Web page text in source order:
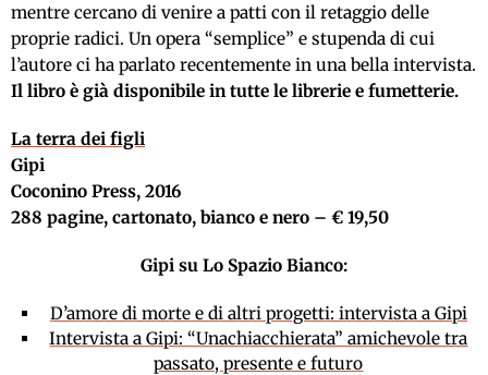
mentre cercano di venire a patti con il retaggio delle
proprie radici. Un opera “semplice” e stupenda di cui
l’autore ci ha parlato recentemente in una bella intervista.
Il libro è già disponibile in tutte le librerie e fumetterie.
La terra dei figli
Gipi
Coconino Press, 2016
288 pagine, cartonato, bianco e nero – € 19,50
Gipi su Lo Spazio Bianco:
D’amore di morte e di altri progetti: intervista a Gipi
Intervista a Gipi: “Unachiacchierata” amichevole tra
passato, presente e futuro